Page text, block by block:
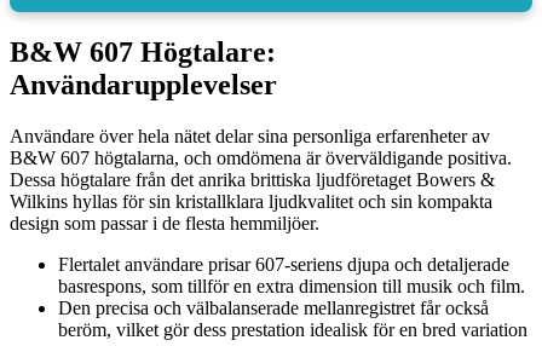
B&W 607 Högtalare:
Användarupplevelser
Användare över hela nätet delar sina personliga erfarenheter av
B&W 607 högtalarna, och omdömena är överväldigande positiva.
Dessa högtalare från det anrika brittiska ljudföretaget Bowers &
Wilkins hyllas för sin kristallklara ljudkvalitet och sin kompakta
design som passar i de flesta hemmiljöer.
Flertalet användare prisar 607-seriens djupa och detaljerade
basrespons, som tillför en extra dimension till musik och film.
Den precisa och välbalanserade mellanregistret får också
beröm, vilket gör dess prestation idealisk för en bred variation